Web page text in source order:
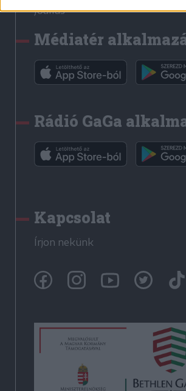
Jóállás
Médiatér
Rádió GaGa
Kapcsolat
Írjon nekünk